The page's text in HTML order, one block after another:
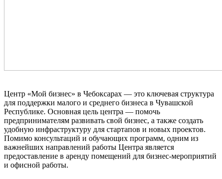
Центр «Мой бизнес» в Чебоксарах — это ключевая структура
для поддержки малого и среднего бизнеса в Чувашской
Республике. Основная цель центра — помочь
предпринимателям развивать свой бизнес, а также создать
удобную инфраструктуру для стартапов и новых проектов.
Помимо консультаций и обучающих программ, одним из
важнейших направлений работы Центра является
предоставление в аренду помещений для бизнес-мероприятий
и офисной работы.